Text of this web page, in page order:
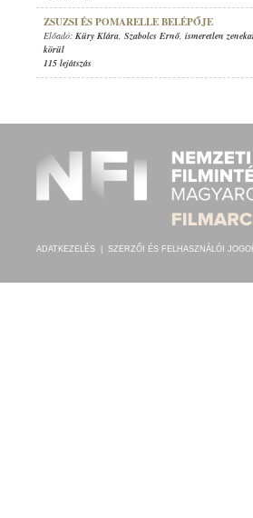
ZSUZSI ÉS POMARELLE BELÉPŐJE
Előadó: Küry Klára, Szabolcs Ernő, ismeretlen
körül
115 lejátszás
ADATKEZELÉS SZERZŐI ÉS FELHASZNÁLÓI